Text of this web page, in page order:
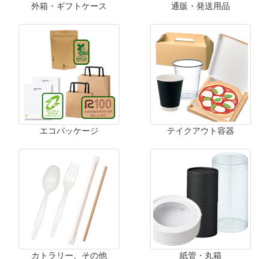
外箱・ギフトケース 通販・発送用品
エコパッケージ テイクアウト容器
カトラリー、その他 紙管・丸箱